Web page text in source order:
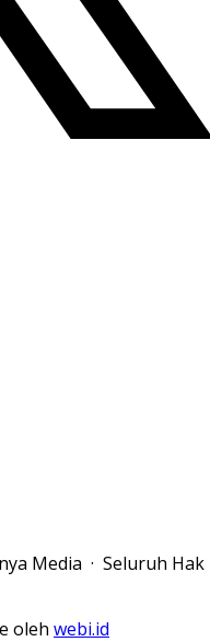
Media · Seluruh Hak
oleh webi.id